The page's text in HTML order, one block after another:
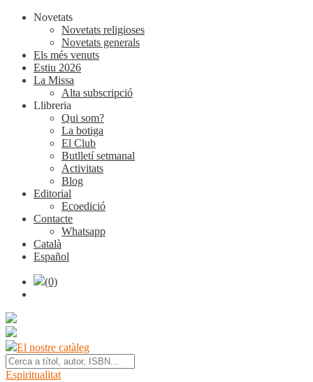
Novetats
Novetats religioses
Novetats generals
Els més venuts
Estiu 2026
La Missa
Alta subscripció
Llibreria
Qui som?
La botiga
El Club
Butlletí setmanal
Activitats
Blog
Editorial
Ecoedició
Contacte
Whatsapp
Català
Español
(0)
El nostre catàleg
Espiritualitat